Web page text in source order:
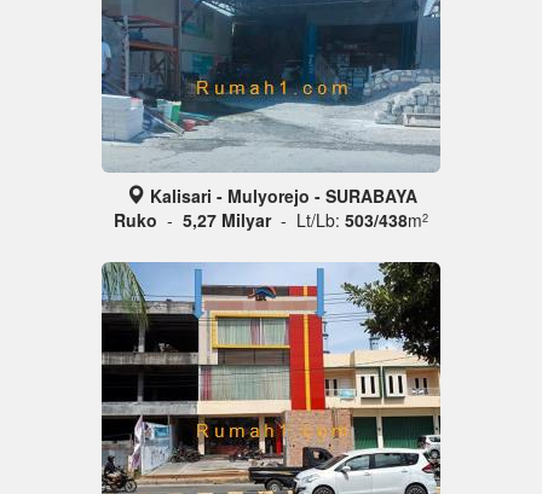
Kalisari - Mulyorejo - SURABAYA
Ruko - 5,27 Milyar - Lt/Lb: 503/438m2